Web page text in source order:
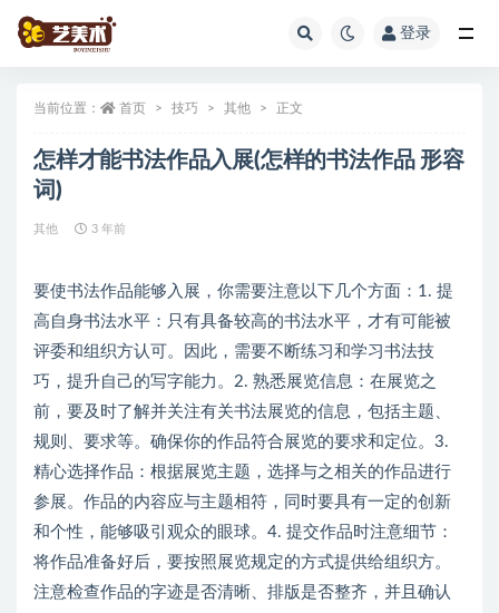
登录
当前位置： 首页 技巧 其他 正文
怎样才能书法作品入展(怎样的书法作品 形容
词)
其他 3 年前
要使书法作品能够入展，你需要注意以下几个方面：1. 提
高自身书法水平：只有具备较高的书法水平，才有可能被
评委和组织方认可。因此，需要不断练习和学习书法技
巧，提升自己的写字能力。2. 熟悉展览信息：在展览之
前，要及时了解并关注有关书法展览的信息，包括主题、
规则、要求等。确保你的作品符合展览的要求和定位。3.
精心选择作品：根据展览主题，选择与之相关的作品进行
参展。作品的内容应与主题相符，同时要具有一定的创新
和个性，能够吸引观众的眼球。4. 提交作品时注意细节：
将作品准备好后，要按照展览规定的方式提供给组织方。
注意检查作品的字迹是否清晰、排版是否整齐，并且确认